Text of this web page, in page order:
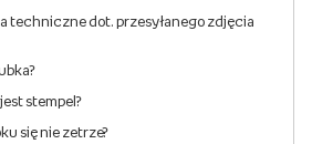
techniczne dot. przesyłanego zdjęcia
stempel?
się nie zetrze?